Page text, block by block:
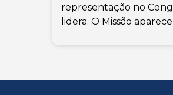
representação no
lidera. O Missão